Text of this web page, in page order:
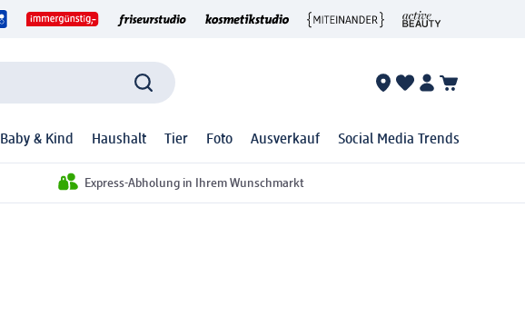
Baby & Kind Haushalt Tier Foto Ausverkauf Social Media Trends
Express-Abholung in Ihrem Wunschmarkt